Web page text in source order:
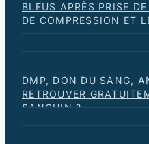
BLEUS APRÈS PRISE
DE COMPRESSION ET
DMP, DON DU SANG,
RETROUVER
SANGUIN ?